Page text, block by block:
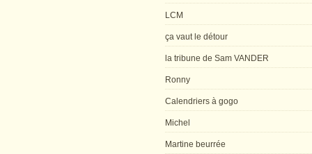
LCM
ça vaut le détour
la tribune de Sam VANDER
Ronny
Calendriers à gogo
Michel
Martine beurrée